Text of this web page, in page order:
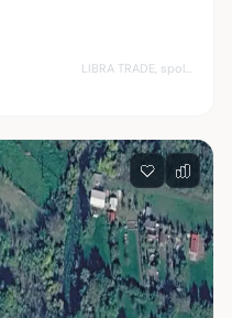
letnej kuchyne a
LIBRA TRADE, spol.s.r.o.